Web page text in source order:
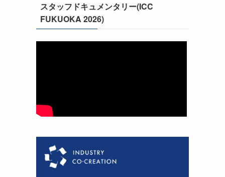
スタッフドキュメンタリー(ICC
FUKUOKA 2026)